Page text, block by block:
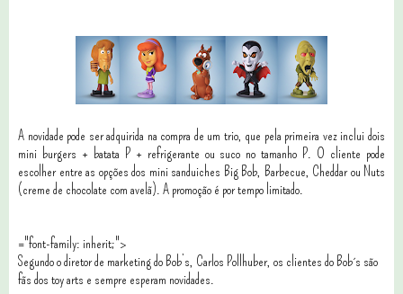
A novidade pode ser adquirida na compra de um trio, que pela primeira vez inclui dois
mini burgers + batata P + refrigerante ou suco no tamanho P. O cliente pode
escolher entre as opções dos mini sanduiches Big Bob, Barbecue, Cheddar ou Nuts
(creme de chocolate com avelã). A promoção é por tempo limitado.
="font-family: inherit;">
Segundo o diretor de marketing do Bob’s, Carlos Pollhuber, os clientes do Bob´s são
fãs dos toy arts e sempre esperam novidades.